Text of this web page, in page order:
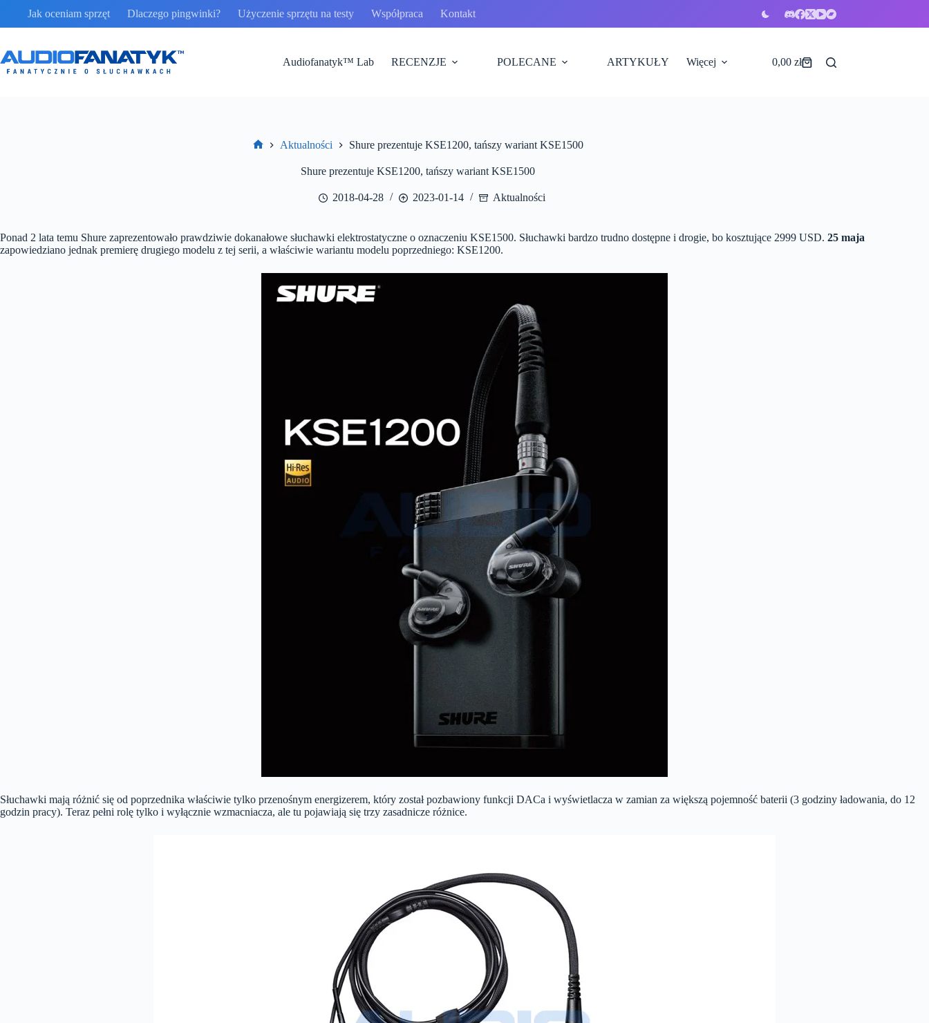
treści
Jak oceniam sprzęt Dlaczego pingwinki? Użyczenie sprzętu na testy Współpraca Kontakt
Audiofanatyk™ Lab RECENZJE POLECANE ARTYKUŁY Więcej Koszyk
0,00 zł
Aktualności Shure prezentuje KSE1200, tańszy wariant KSE1500
Shure prezentuje KSE1200, tańszy wariant KSE1500
2018-04-28 2023-01-14 Aktualności
Ponad 2 lata temu Shure zaprezentowało prawdziwie dokanałowe słuchawki elektrostatyczne o oznaczeniu KSE1500. Słuchawki bardzo trudno dostępne i drogie, bo kosztujące 2999 USD. 25 maja
zapowiedziano jednak premierę drugiego modelu z tej serii, a właściwie wariantu modelu poprzedniego: KSE1200.
Słuchawki mają różnić się od poprzednika właściwie tylko przenośnym energizerem, który został pozbawiony funkcji DACa i wyświetlacza w zamian za większą pojemność baterii (3 godziny ładowania, do 12
godzin pracy). Teraz pełni rolę tylko i wyłącznie wzmacniacza, ale tu pojawiają się trzy zasadnicze różnice.